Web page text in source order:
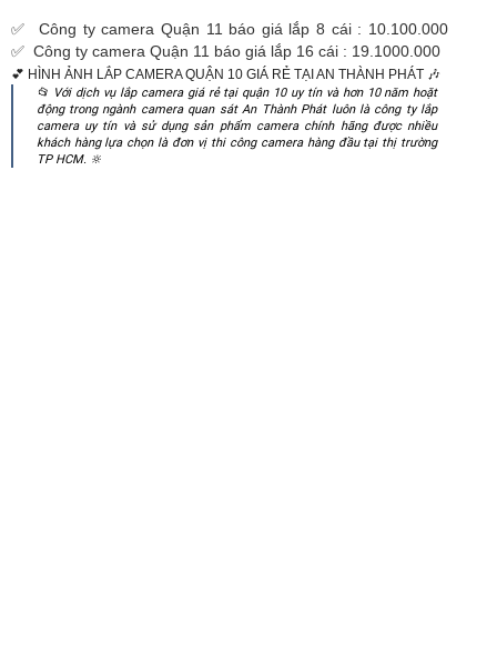
✅ Công ty camera Quận 11 báo giá lắp 8 cái : 10.100.000
✅ Công ty camera Quận 11 báo giá lắp 16 cái : 19.1000.000
💕 HÌNH ẢNH LẮP CAMERA QUẬN 10 GIÁ RẺ TẠI AN THÀNH PHÁT️ ️🎶
📂 Với dịch vụ lắp camera giá rẻ tại quận 10 uy tín và hơn 10 năm hoặt
động trong ngành camera quan sát An Thành Phát luôn là công ty lắp
camera uy tín và sử dụng sản phẩm camera chính hãng được nhiều
khách hàng lựa chọn là đơn vị thi công camera hàng đầu tại thị trường
TP HCM. 🔆